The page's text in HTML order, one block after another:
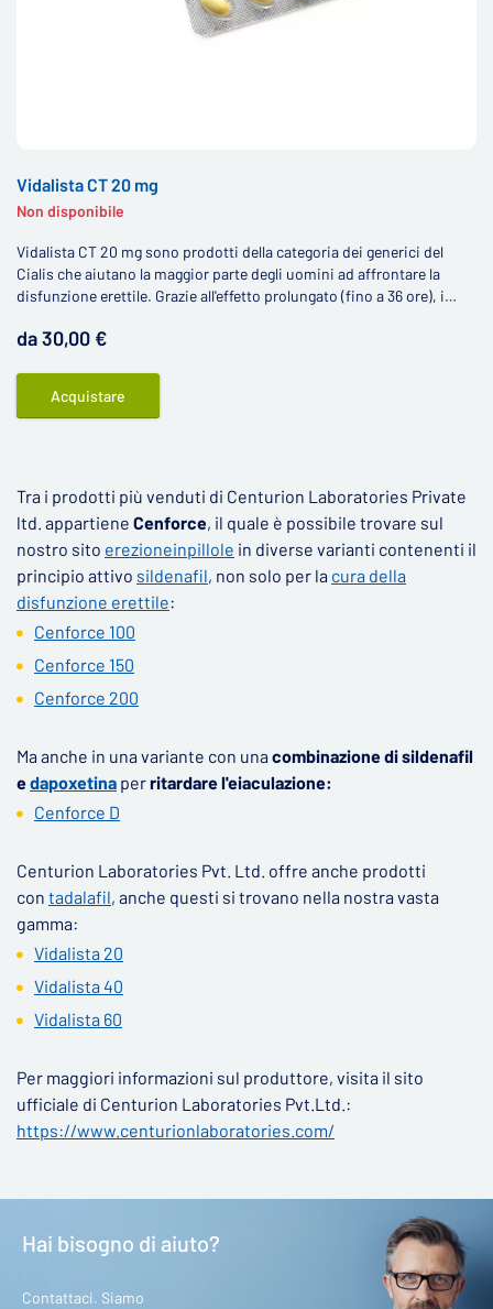
Vidalista CT 20 mg
Non disponibile
Vidalista CT 20 mg sono prodotti della categoria dei generici del
Cialis che aiutano la maggior parte degli uomini ad affrontare la
disfunzione erettile. Grazie all'effetto prolungato (fino a 36 ore), i
del weekend".
da 30,00 €
Acquistare
Tra i prodotti più venduti di Centurion Laboratories Private
ltd. appartiene Cenforce, il quale è possibile trovare sul
nostro sito erezioneinpillole in diverse varianti contenenti il
​​principio attivo sildenafil, non solo per la cura della
disfunzione erettile:
Cenforce 100
Cenforce 150
Cenforce 200
Ma anche in una variante con una combinazione di sildenafil
edapoxetina perritardare l'eiaculazione:
Cenforce D
Centurion Laboratories Pvt. Ltd. offre anche prodotti
con tadalafil, anche questi si trovano nella nostra vasta
gamma:
Vidalista 20
Vidalista 40
Vidalista 60
Per maggiori informazioni sul produttore, visita il sito
ufficiale di Centurion Laboratories Pvt.Ltd.:
https://www.centurionlaboratories.com/
Hai bisogno di aiuto?
Contattaci. Siamo